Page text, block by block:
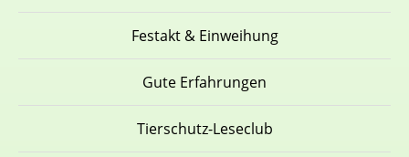
Festakt & Einweihung
Gute Erfahrungen
Tierschutz-Leseclub